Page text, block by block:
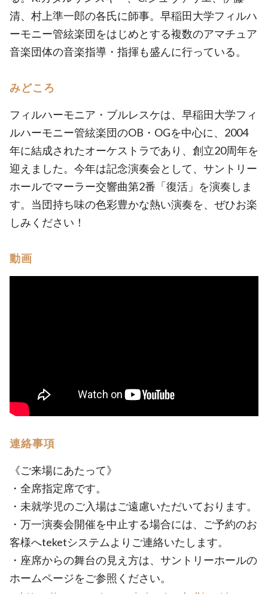
清、村上準一郎の各氏に師事。早稲田大学フィルハ
ーモニー管絃楽団をはじめとする複数のアマチュア
音楽団体の音楽指導・指揮も盛んに行っている。
みどころ
フィルハーモニア・ブルレスケは、早稲田大学フィ
ルハーモニー管絃楽団のOB・OGを中心に、2004
年に結成されたオーケストラであり、創立20周年を
迎えました。今年は記念演奏会として、サントリー
ホールでマーラー交響曲第2番「復活」を演奏しま
す。当団持ち味の色彩豊かな熱い演奏を、ぜひお楽
しみください！
動画
連絡事項
《ご来場にあたって》
・全席指定席です。
・未就学児のご入場はご遠慮いただいております。
・万一演奏会開催を中止する場合には、ご予約のお
客様へteketシステムよりご連絡いたします。
・座席からの舞台の見え方は、サントリーホールの
ホームページをご参照ください。